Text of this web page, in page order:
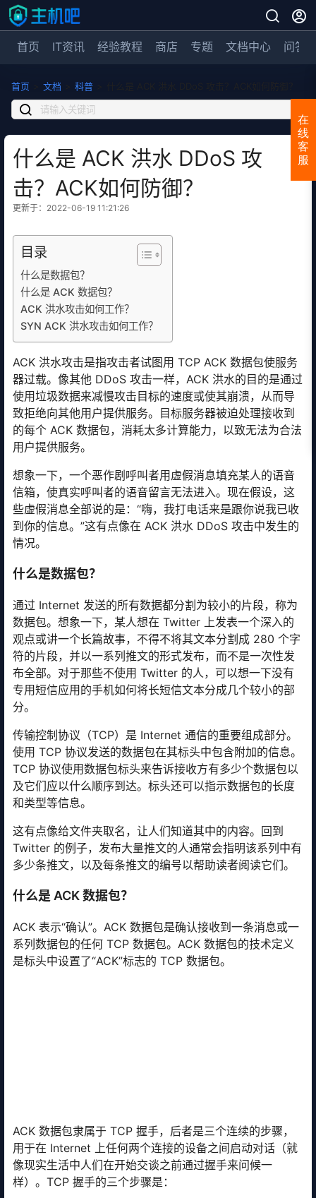
首页 IT资讯 经验教程 商店 专题 文档中心 问答
首页 文档 科普
什么是 ACK 洪水 DDoS 攻
击？ACK如何防御？
更新于：2022-06-19 11:21:26
目录
什么是数据包？
什么是 ACK 数据包？
ACK 洪水攻击如何工作？
SYN ACK 洪水攻击如何工作？
ACK 洪水攻击是指攻击者试图用 TCP ACK 数据包使服务
器过载。像其他 DDoS 攻击一样，ACK 洪水的目的是通过
使用垃圾数据来减慢攻击目标的速度或使其崩溃，从而导
致拒绝向其他用户提供服务。目标服务器被迫处理接收到
的每个 ACK 数据包，消耗太多计算能力，以致无法为合法
用户提供服务。
想象一下，一个恶作剧呼叫者用虚假消息填充某人的语音
信箱，使真实呼叫者的语音留言无法进入。现在假设，这
些虚假消息全部说的是：“嗨，我打电话来是跟你说我已收
到你的信息。”这有点像在 ACK 洪水 DDoS 攻击中发生的
情况。
什么是数据包？
通过 Internet 发送的所有数据都分割为较小的片段，称为
数据包。想象一下，某人想在 Twitter 上发表一个深入的
观点或讲一个长篇故事，不得不将其文本分割成 280 个字
符的片段，并以一系列推文的形式发布，而不是一次性发
布全部。对于那些不使用 Twitter 的人，可以想一下没有
专用短信应用的手机如何将长短信文本分成几个较小的部
分。
传输控制协议（TCP）是 Internet 通信的重要组成部分。
使用 TCP 协议发送的数据包在其标头中包含附加的信息。
TCP 协议使用数据包标头来告诉接收方有多少个数据包以
及它们应以什么顺序到达。标头还可以指示数据包的长度
和类型等信息。
这有点像给文件夹取名，让人们知道其中的内容。回到
Twitter 的例子，发布大量推文的人通常会指明该系列中有
多少条推文，以及每条推文的编号以帮助读者阅读它们。
什么是 ACK 数据包？
ACK 表示“确认”。ACK 数据包是确认接收到一条消息或一
系列数据包的任何 TCP 数据包。ACK 数据包的技术定义
是标头中设置了“ACK”标志的 TCP 数据包。
ACK 数据包隶属于 TCP 握手，后者是三个连续的步骤，
用于在 Internet 上任何两个连接的设备之间启动对话（就
像现实生活中人们在开始交谈之前通过握手来问候一
样）。TCP 握手的三个步骤是：
在
线
客
服